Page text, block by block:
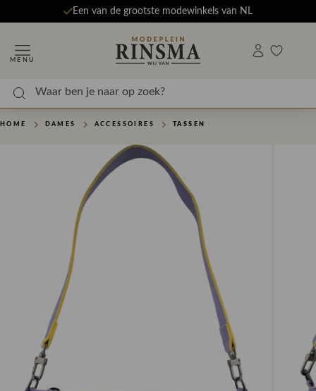
Een van de grootste modewinkels van NL
MENU
HOME DAMES ACCESSOIRES TASSEN